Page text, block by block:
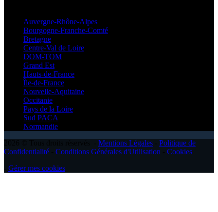
Auvergne-Rhône-Alpes
Bourgogne-Franche-Comté
Bretagne
Centre-Val de Loire
DOM-TOM
Grand Est
Hauts-de-France
Île-de-France
Nouvelle-Aquitaine
Occitanie
Pays de la Loire
Sud PACA
Normandie
Mentions Légales
Politique de
Confidentialité
Conditions Générales d'Utilisation
Cookies
Gérer mes cookies